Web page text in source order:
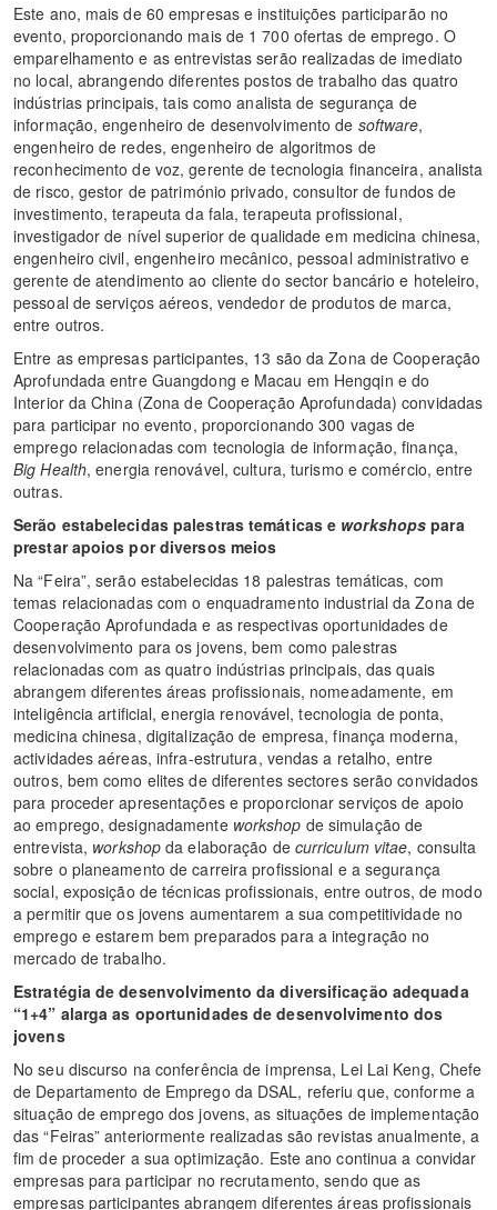
Este ano, mais de 60 empresas e instituições participarão no
evento, proporcionando mais de 1 700 ofertas de emprego. O
emparelhamento e as entrevistas serão realizadas de imediato
no local, abrangendo diferentes postos de trabalho das quatro
indústrias principais, tais como analista de segurança de
informação, engenheiro de desenvolvimento de software,
engenheiro de redes, engenheiro de algoritmos de
reconhecimento de voz, gerente de tecnologia financeira, analista
de risco, gestor de património privado, consultor de fundos de
investimento, terapeuta da fala, terapeuta profissional,
investigador de nível superior de qualidade em medicina chinesa,
engenheiro civil, engenheiro mecânico, pessoal administrativo e
gerente de atendimento ao cliente do sector bancário e hoteleiro,
pessoal de serviços aéreos, vendedor de produtos de marca,
entre outros.
Entre as empresas participantes, 13 são da Zona de Cooperação
Aprofundada entre Guangdong e Macau em Hengqin e do
Interior da China (Zona de Cooperação Aprofundada) convidadas
para participar no evento, proporcionando 300 vagas de
emprego relacionadas com tecnologia de informação, finança,
Big Health, energia renovável, cultura, turismo e comércio, entre
outras.
Serão estabelecidas palestras temáticas e workshops para
prestar apoios por diversos meios
Na “Feira”, serão estabelecidas 18 palestras temáticas, com
temas relacionadas com o enquadramento industrial da Zona de
Cooperação Aprofundada e as respectivas oportunidades de
desenvolvimento para os jovens, bem como palestras
relacionadas com as quatro indústrias principais, das quais
abrangem diferentes áreas profissionais, nomeadamente, em
inteligência artificial, energia renovável, tecnologia de ponta,
medicina chinesa, digitalização de empresa, finança moderna,
actividades aéreas, infra-estrutura, vendas a retalho, entre
outros, bem como elites de diferentes sectores serão convidados
para proceder apresentações e proporcionar serviços de apoio
ao emprego, designadamente workshop de simulação de
entrevista, workshop da elaboração de curriculum vitae, consulta
sobre o planeamento de carreira profissional e a segurança
social, exposição de técnicas profissionais, entre outros, de modo
a permitir que os jovens aumentarem a sua competitividade no
emprego e estarem bem preparados para a integração no
mercado de trabalho.
Estratégia de desenvolvimento da diversificação adequada
“1+4” alarga as oportunidades de desenvolvimento dos
jovens
No seu discurso na conferência de imprensa, Lei Lai Keng, Chefe
de Departamento de Emprego da DSAL, referiu que, conforme a
situação de emprego dos jovens, as situações de implementação
das “Feiras” anteriormente realizadas são revistas anualmente, a
fim de proceder a sua optimização. Este ano continua a convidar
empresas para participar no recrutamento, sendo que as
empresas participantes abrangem diferentes áreas profissionais